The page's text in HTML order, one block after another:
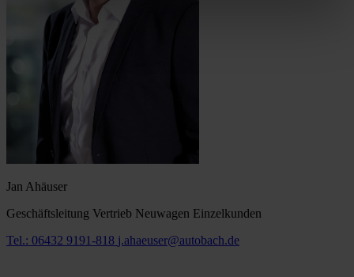
Jan Ahäuser
Geschäftsleitung Vertrieb Neuwagen Einzelkunden
Tel.: 06432 9191-818 j.ahaeuser@autobach.de